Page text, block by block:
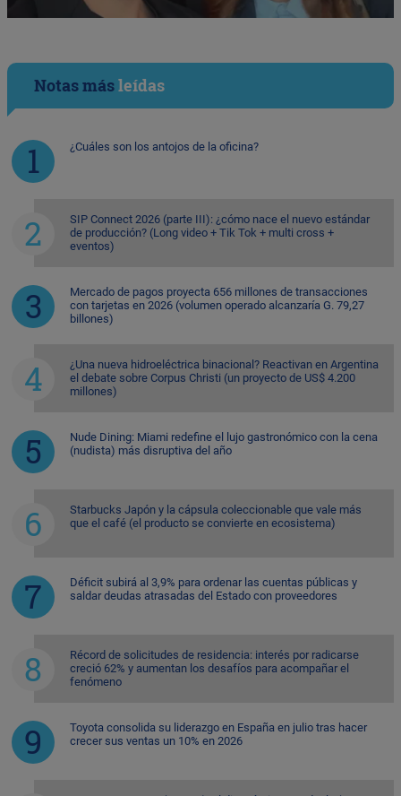
Notas másleídas
¿Cuáles son los antojos de la oficina?
SIP Connect 2026 (parte III): ¿cómo nace el nuevo estándar
de producción? (Long video + Tik Tok + multi cross +
eventos)
Mercado de pagos proyecta 656 millones de transacciones
con tarjetas en 2026 (volumen operado alcanzaría G. 79,27
billones)
¿Una nueva hidroeléctrica binacional? Reactivan en Argentina
el debate sobre Corpus Christi (un proyecto de US$ 4.200
millones)
Nude Dining: Miami redefine el lujo gastronómico con la cena
(nudista) más disruptiva del año
Starbucks Japón y la cápsula coleccionable que vale más
que el café (el producto se convierte en ecosistema)
Déficit subirá al 3,9% para ordenar las cuentas públicas y
saldar deudas atrasadas del Estado con proveedores
Récord de solicitudes de residencia: interés por radicarse
creció 62% y aumentan los desafíos para acompañar el
fenómeno
Toyota consolida su liderazgo en España en julio tras hacer
crecer sus ventas un 10% en 2026